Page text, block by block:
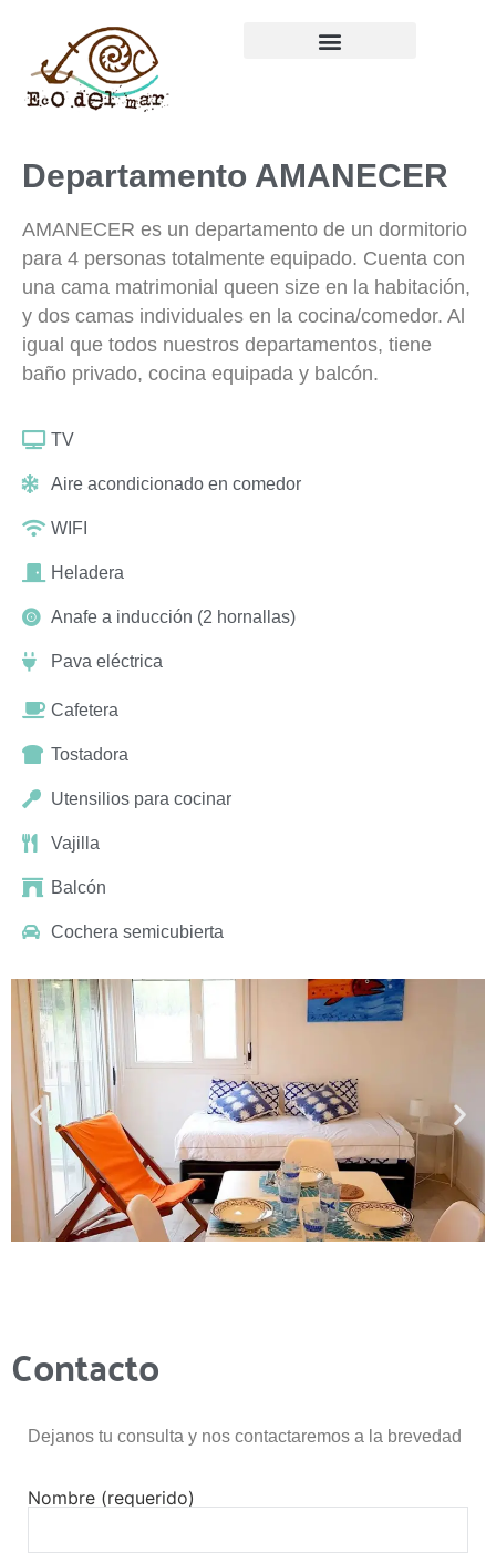
Departamento AMANECER
AMANECER es un departamento de un dormitorio
para 4 personas totalmente equipado. Cuenta con
una cama matrimonial queen size en la habitación,
y dos camas individuales en la cocina/comedor. Al
igual que todos nuestros departamentos, tiene
baño privado, cocina equipada y balcón.
TV
Aire acondicionado en comedor
WIFI
Heladera
Anafe a inducción (2 hornallas)
Pava eléctrica
Cafetera
Tostadora
Utensilios para cocinar
Vajilla
Balcón
Cochera semicubierta
Contacto
Dejanos tu consulta y nos contactaremos a la brevedad
Nombre (requerido)